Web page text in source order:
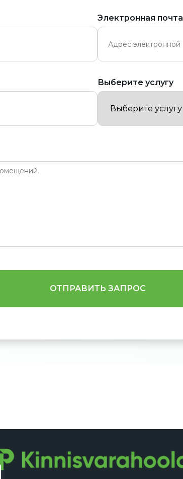
Электронная почта
Выберите услугу